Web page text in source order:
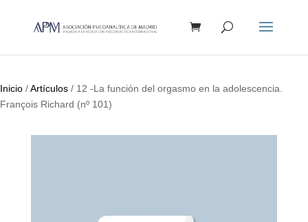
productos
Inicio /Artículos / 12 -La función del orgasmo en la adolescencia.
François Richard (nº 101)